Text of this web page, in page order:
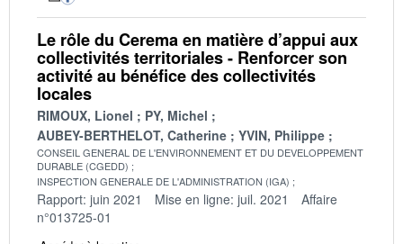
Le rôle du Cerema en matière d’appui aux
collectivités territoriales - Renforcer son
activité au bénéfice des collectivités
locales
RIMOUX, Lionel
PY, Michel
AUBEY-BERTHELOT, Catherine
YVIN, Philippe
CONSEIL GENERAL DE L'ENVIRONNEMENT ET DU DEVELOPPEMENT
DURABLE (CGEDD)
INSPECTION GENERALE DE L'ADMINISTRATION (IGA)
Rapport: juin 2021 Mise en ligne: juil. 2021
Affaire
n°013725-01